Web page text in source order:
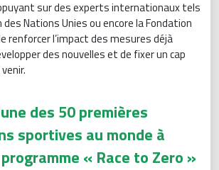
sur des experts internationaux tels
des Nations Unies ou encore la Fondation
renforcer l’impact des mesures déjà
des nouvelles et de fixer un cap
des 50 premières
sportives au monde à
« Race to Zero »